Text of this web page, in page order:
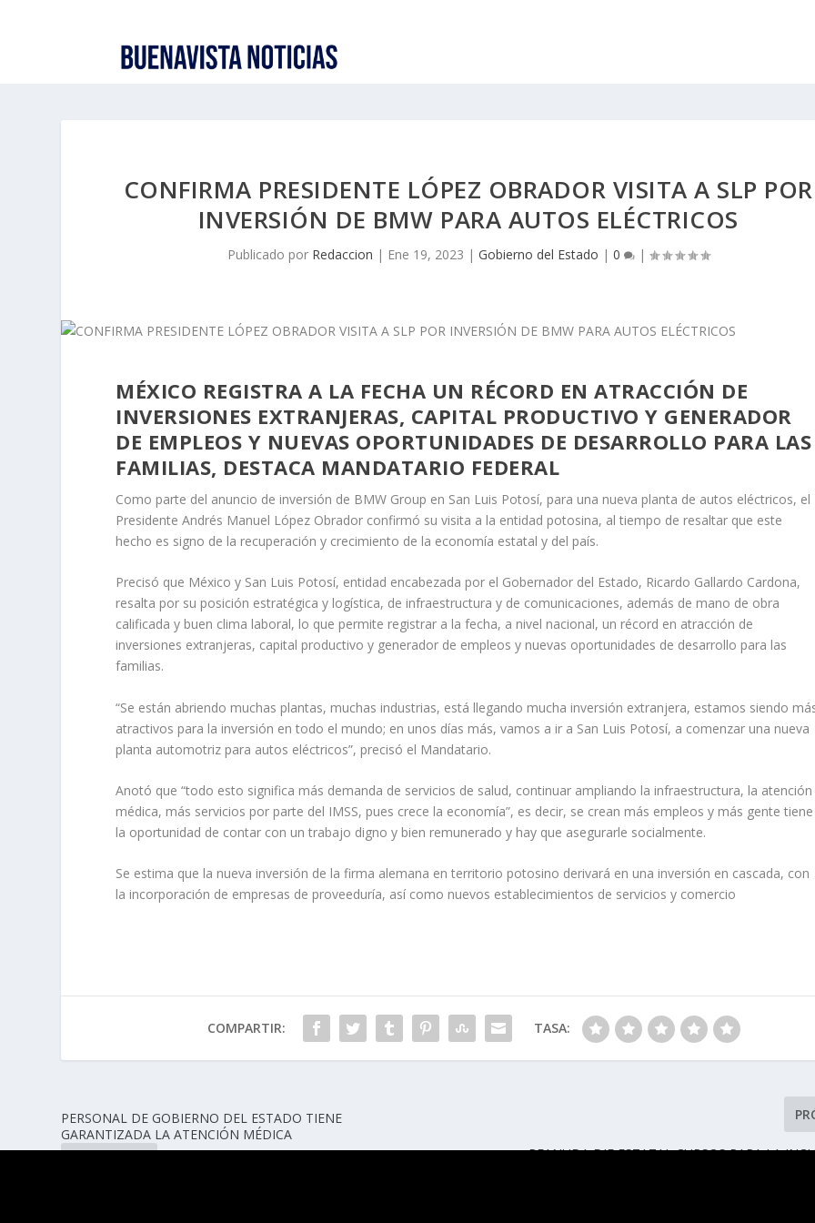
CONFIRMA PRESIDENTE LÓPEZ OBRADOR VISITA A SLP POR
INVERSIÓN DE BMW PARA AUTOS ELÉCTRICOS
Publicado por Redaccion | Ene 19, 2023 | Gobierno del Estado | 0 |
MÉXICO REGISTRA A LA FECHA UN RÉCORD EN ATRACCIÓN DE
INVERSIONES EXTRANJERAS, CAPITAL PRODUCTIVO Y GENERADOR
DE EMPLEOS Y NUEVAS OPORTUNIDADES DE DESARROLLO PARA LAS
FAMILIAS, DESTACA MANDATARIO FEDERAL
Como parte del anuncio de inversión de BMW Group en San Luis Potosí, para una nueva planta de autos eléctricos, el
Presidente Andrés Manuel López Obrador confirmó su visita a la entidad potosina, al tiempo de resaltar que este
hecho es signo de la recuperación y crecimiento de la economía estatal y del país.
Precisó que México y San Luis Potosí, entidad encabezada por el Gobernador del Estado, Ricardo Gallardo Cardona,
resalta por su posición estratégica y logística, de infraestructura y de comunicaciones, además de mano de obra
calificada y buen clima laboral, lo que permite registrar a la fecha, a nivel nacional, un récord en atracción de
inversiones extranjeras, capital productivo y generador de empleos y nuevas oportunidades de desarrollo para las
familias.
“Se están abriendo muchas plantas, muchas industrias, está llegando mucha inversión extranjera, estamos siendo
atractivos para la inversión en todo el mundo; en unos días más, vamos a ir a San Luis Potosí, a comenzar una nueva
planta automotriz para autos eléctricos”, precisó el Mandatario.
Anotó que “todo esto significa más demanda de servicios de salud, continuar ampliando la infraestructura, la atención
médica, más servicios por parte del IMSS, pues crece la economía”, es decir, se crean más empleos y más gente tiene
la oportunidad de contar con un trabajo digno y bien remunerado y hay que asegurarle socialmente.
Se estima que la nueva inversión de la firma alemana en territorio potosino derivará en una inversión en cascada, con
la incorporación de empresas de proveeduría, así como nuevos establecimientos de servicios y comercio
COMPARTIR: TASA:
PERSONAL DE GOBIERNO DEL ESTADO TIENE
GARANTIZADA LA ATENCIÓN MÉDICA
REANUDA DIF ESTATAL CURSOS PARA LA